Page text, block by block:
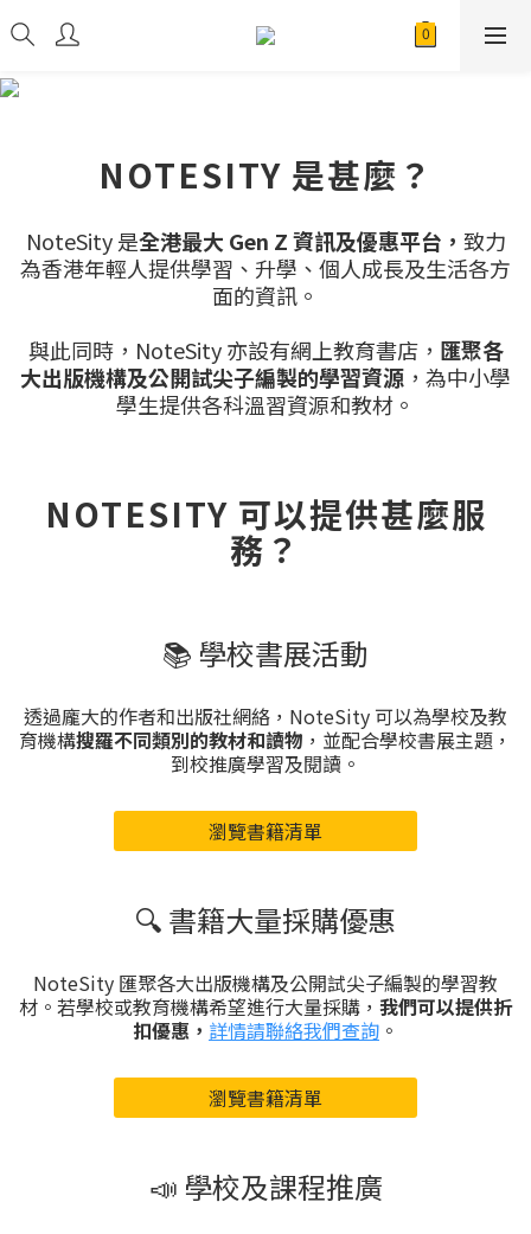
NOTESITY 是甚麼？
NoteSity 是全港最大 Gen Z 資訊及優惠平台， 致力
為香港年輕人提供學習、升學、個人成長及生活各方
面的資訊。
與此同時，NoteSity 亦設有網上教育書店， 匯聚各
大出版機構及公開試尖子編製的學習資源 ，為中小學
學生提供各科溫習資源和教材。
NOTESITY 可以提供甚麼服
務？
📚 學校書展活動
透過龐大的作者和出版社網絡，NoteSity 可以為學校及教
育機構搜羅不同類別的教材和讀物 ，並配合學校書展主題，
到校推廣學習及閱讀。
瀏覽書籍清單
🔍 書籍大量採購優惠
NoteSity 匯聚各大出版機構及公開試尖子編製的學習教
材。若學校或教育機構希望進行大量採購， 我們可以提供折
扣優惠， 詳情請聯絡我們查詢 。
瀏覽書籍清單
📣 學校及課程推廣